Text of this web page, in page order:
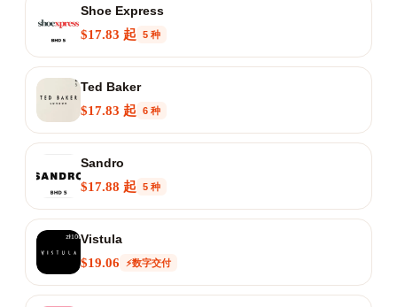
Shoe Express
$17.83 起
5 种
Ted Baker
$17.83 起
6 种
Sandro
$17.88 起
5 种
Vistula
$19.06
⚡数字交付